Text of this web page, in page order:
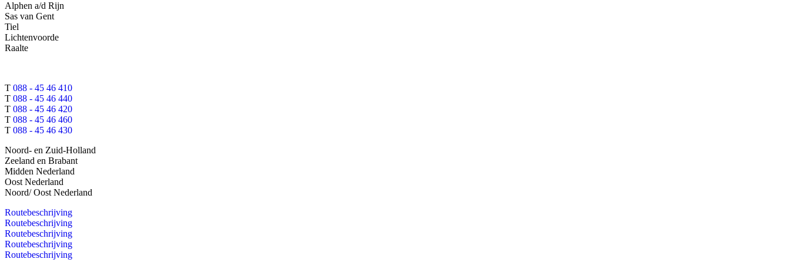
Alphen a/d Rijn
Sas van Gent
Tiel
Lichtenvoorde
Raalte
T 088 - 45 46 410
T 088 - 45 46 440
T 088 - 45 46 420
T 088 - 45 46 460
T 088 - 45 46 430
Noord- en Zuid-Holland
Zeeland en Brabant
Midden Nederland
Oost Nederland
Noord/ Oost Nederland
Routebeschrijving
Routebeschrijving
Routebeschrijving
Routebeschrijving
Routebeschrijving